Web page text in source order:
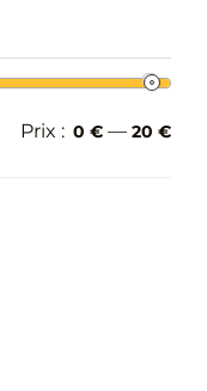
Prix : 0 € — 20 €